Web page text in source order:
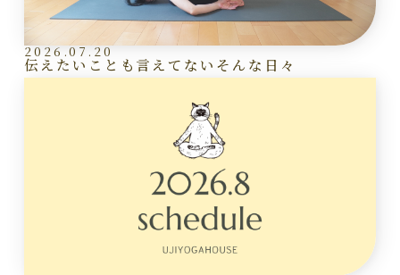
2026.07.20
伝えたいことも言えてないそんな日々